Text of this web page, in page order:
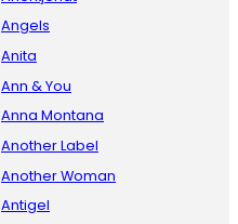
Angels
Anita
Ann & You
Anna Montana
Another Label
Another Woman
Antigel